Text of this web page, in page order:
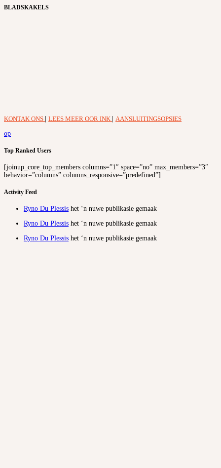
BLADSKAKELS
KONTAK ONS LEES MEER OOR INK
AANSLUITINGSOPSIES
op
Top Ranked Users
[joinup_core_top_members columns=”1″ space=”no” max_members=”3″
behavior=”columns” columns_responsive=”predefined”]
Activity Feed
Ryno Du Plessis het ‘n nuwe publikasie gemaak
Ryno Du Plessis het ‘n nuwe publikasie gemaak
Ryno Du Plessis het ‘n nuwe publikasie gemaak